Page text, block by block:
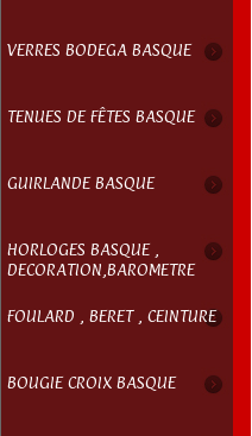
VERRES BODEGA BASQUE
TENUES DE FÊTES BASQUE
GUIRLANDE BASQUE
HORLOGES BASQUE ,
DECORATION,BAROMETRE
FOULARD , BERET , CEINTURE
BOUGIE CROIX BASQUE